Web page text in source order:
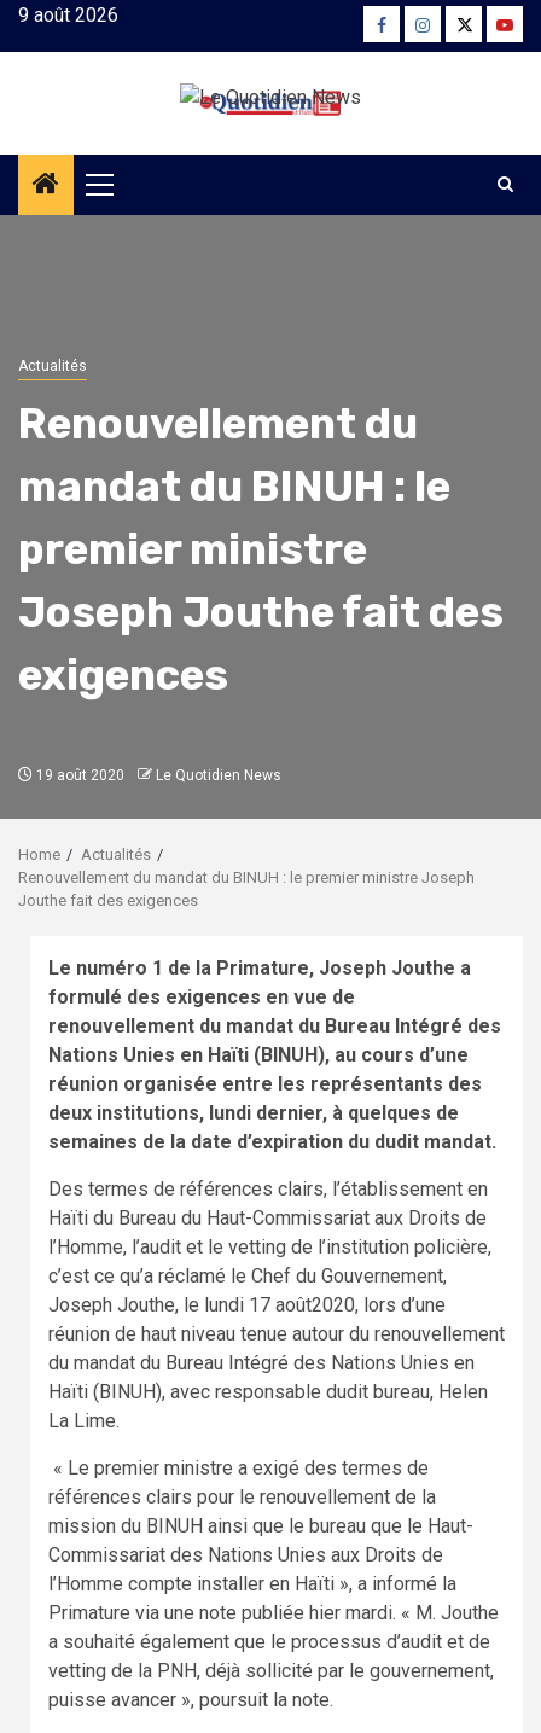
Skip9 août 2026 Facebook
Instagram
Twitter
Primary
Menu
Actualités
Renouvellement du
mandat du BINUH : le
premier ministre
Joseph Jouthe fait des
exigences
19 août 2020 Le Quotidien News
Home
Actualités
Renouvellement du mandat du BINUH : le premier ministre Joseph
Jouthe fait des exigences
Le numéro 1 de la Primature, Joseph Jouthe a
formulé des exigences en vue de
renouvellement du mandat du Bureau Intégré des
Nations Unies en Haïti (BINUH), au cours d’une
réunion organisée entre les représentants des
deux institutions, lundi dernier, à quelques de
semaines de la date d’expiration du dudit mandat.
Des termes de références clairs, l’établissement en
Haïti du Bureau du Haut-Commissariat aux Droits de
l’Homme, l’audit et le vetting de l’institution policière,
c’est ce qu’a réclamé le Chef du Gouvernement,
Joseph Jouthe, le lundi 17 août2020, lors d’une
réunion de haut niveau tenue autour du renouvellement
du mandat du Bureau Intégré des Nations Unies en
Haïti (BINUH), avec responsable dudit bureau, Helen
La Lime.
« Le premier ministre a exigé des termes de
références clairs pour le renouvellement de la
mission du BINUH ainsi que le bureau que le Haut-
Commissariat des Nations Unies aux Droits de
l’Homme compte installer en Haïti », a informé la
Primature via une note publiée hier mardi. « M. Jouthe
a souhaité également que le processus d’audit et de
vetting de la PNH, déjà sollicité par le gouvernement,
puisse avancer », poursuit la note.